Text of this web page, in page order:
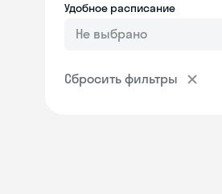
Удобное расписание
Не выбрано
Сбросить фильтры